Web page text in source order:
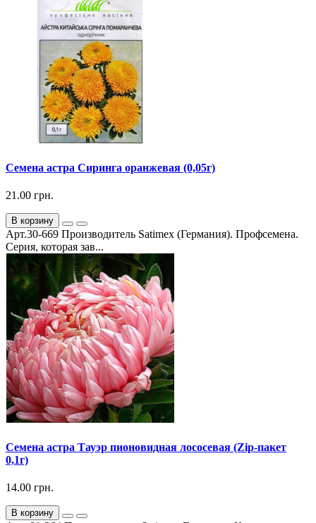
Семена астра Сиринга оранжевая (0,05г)
21.00 грн.
В корзину
Арт.30-669 Производитель Satimex (Германия). Профсемена.
Серия, которая зав...
Семена астра Тауэр пионовидная лососевая (Zip-пакет
0,1г)
14.00 грн.
В корзину